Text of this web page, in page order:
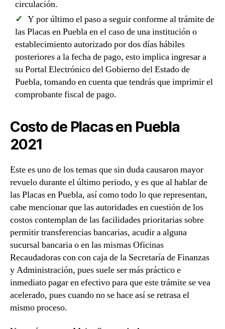
circulación.
Y por último el paso a seguir conforme al trámite de
las Placas en Puebla en el caso de una institución o
establecimiento autorizado por dos días hábiles
posteriores a la fecha de pago, esto implica ingresar a
su Portal Electrónico del Gobierno del Estado de
Puebla, tomando en cuenta que tendrás que imprimir el
comprobante fiscal de pago.
Costo de Placas en Puebla
2021
Este es uno de los temas que sin duda causaron mayor
revuelo durante el último periodo, y es que al hablar de
las Placas en Puebla, así como todo lo que representan,
cabe mencionar que las autoridades en cuestión de los
costos contemplan de las facilidades prioritarias sobre
permitir transferencias bancarias, acudir a alguna
sucursal bancaria o en las mismas Oficinas
Recaudadoras con con caja de la Secretaría de Finanzas
y Administración, pues suele ser más práctico e
inmediato pagar en efectivo para que este trámite se vea
acelerado, pues cuando no se hace así se retrasa el
mismo proceso.